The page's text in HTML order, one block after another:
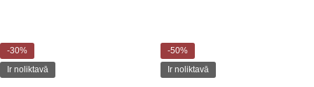
-30%
Ir noliktavā
-50%
Ir noliktavā